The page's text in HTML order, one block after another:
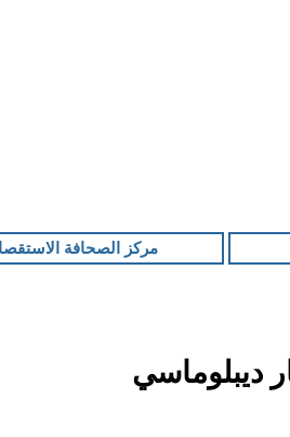
مركز الصحافة
ديبلوماسي